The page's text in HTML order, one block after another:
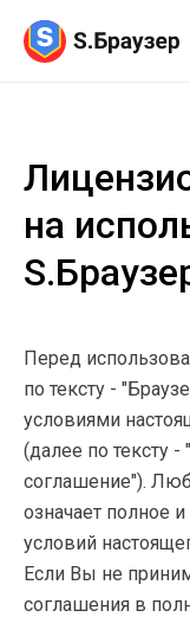
на
Перед
по тексту -
условиями
(далее по тексту
соглашение").
означает полное
условий
Если Вы не
соглашения в